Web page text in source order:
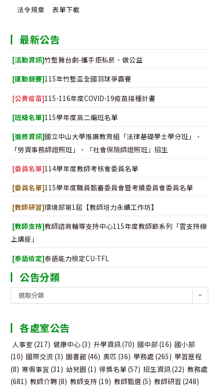
法令規章 表單下載
最新公告
[活動資訊]竹塹舞台劇-攜手拒私菸、做公益
[運動競賽]115年竹塹盃全國羽球爭霸賽
[公費疫苗]115-116年度COVID-19疫苗接種計畫
[班級名單]115學年度高二編班名單
[進修資訊]國立中山大學推廣教育組「法律基礎學士學分班」、
「勞資事務師證照班」、「社會保險師證照班」招生
[委員名單]114學年度教師考核會委員名單
[委員名單]115學年度職員甄審委員會暨考績委員會委員名單
[教師研習]環境部第1屆【教師培力永續工作坊】
[教師支持]教師諮商輔導支持中心115年度教師節系列「雲支持線
上講座」
[泰語檢定]泰語能力檢定CU-TFL
公告分類
告
類
選取分類
各處室公告
人事室 (217) 健康中心(3) 升學資訊(70) 國中部 (16) 國小部
(10) 國際交流 (3) 圖書館 (46) 奧匹 (36) 學務處 (265) 學習歷程
(8) 寒假事宜 (31) 幼兒園 (1) 得獎名單 (57) 招生資訊(22) 教務處
(681) 教師介聘(8) 教師支持 (19) 教師甄選 (5) 教師研習 (248)